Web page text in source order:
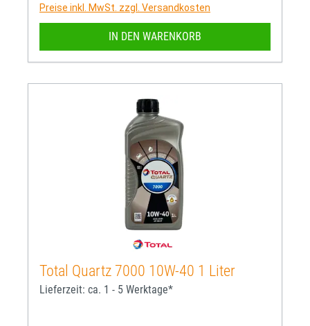
Preise inkl. MwSt. zzgl. Versandkosten
IN DEN WARENKORB
Total Quartz 7000 10W-40 1 Liter
Lieferzeit: ca. 1 - 5 Werktage*